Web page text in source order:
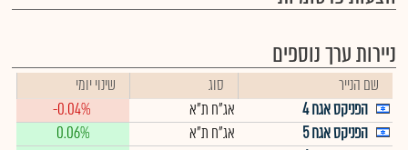
ניירות ערך נוספים
שם הנייר סוג
שינוי יומי
הפניקס אגח 4
אג"ח ת"א
-0.04%
הפניקס אגח 5
אג"ח ת"א
0.06%